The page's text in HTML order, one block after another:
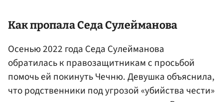
Как пропала Седа Сулейманова
Осенью 2022 года Седа Сулейманова
обратилась к правозащитникам с просьбой
помочь ей покинуть Чечню. Девушка объяснила,
что родственники под угрозой «убийства чести»